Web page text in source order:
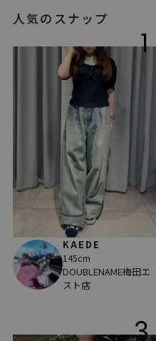
人気のスナップ
1
KAEDE
145cm
DOUBLENAME梅田エ
スト店
3